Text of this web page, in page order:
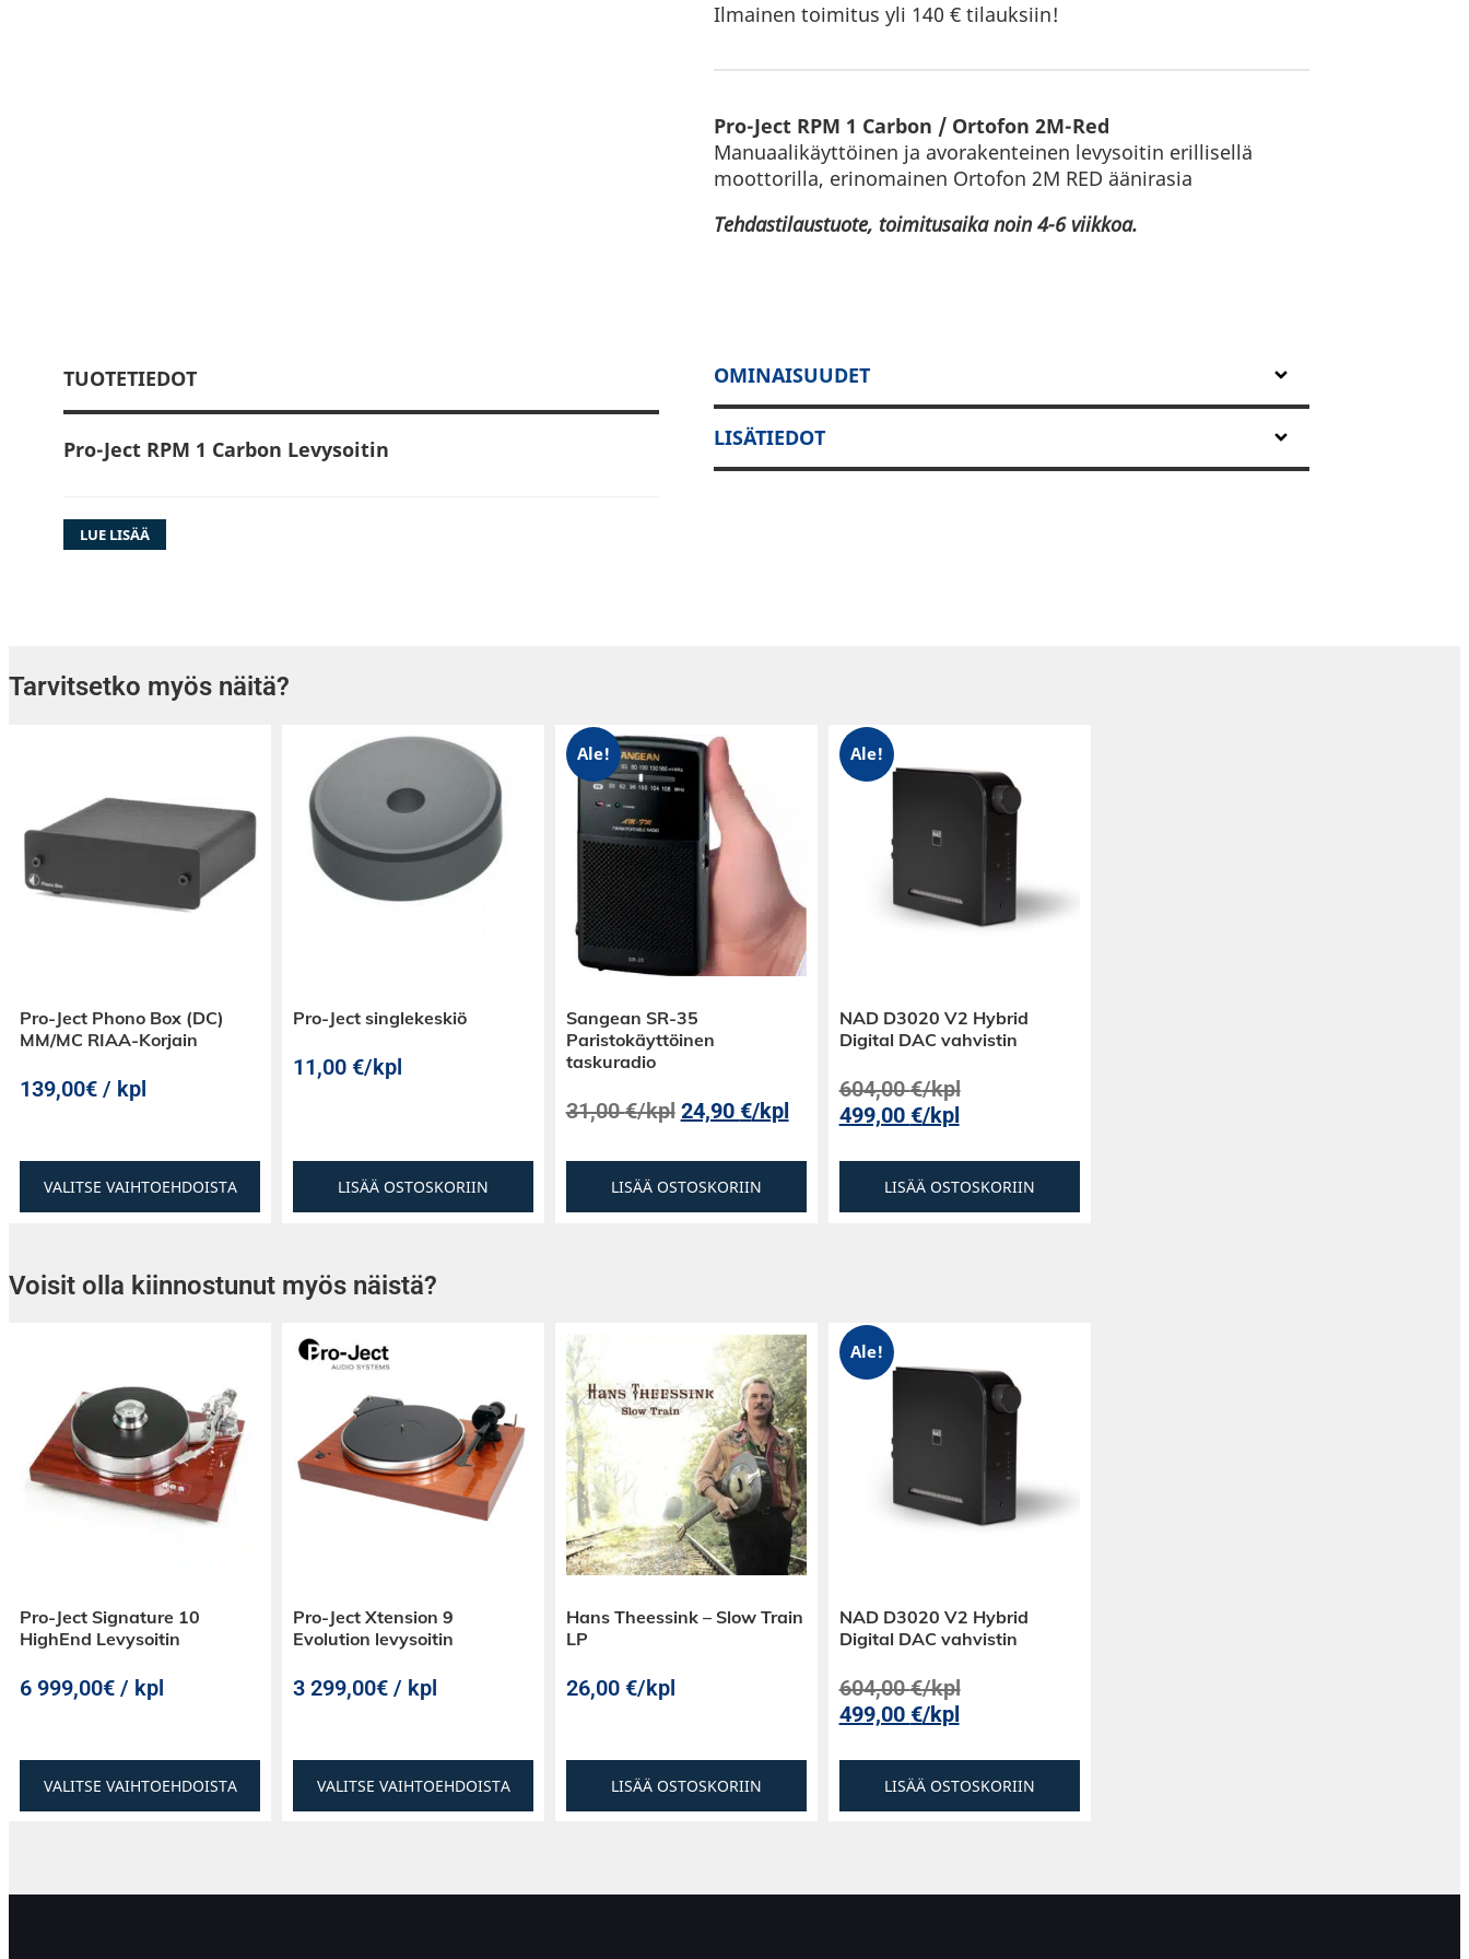
Ilmainen toimitus yli 140 € tilauksiin!
Pro-Ject RPM 1 Carbon / Ortofon 2M-Red
Manuaalikäyttöinen ja avorakenteinen levysoitin erillisellä
moottorilla, erinomainen Ortofon 2M RED äänirasia
Tehdastilaustuote, toimitusaika noin 4-6 viikkoa.
TUOTETIEDOT
Pro-Ject RPM 1 Carbon Levysoitin
KÄSIKÄYTTÖINEN LEVYSOITIN ORTOFON 2M-RED
• Invertoitu keraaminen levylautasen laakerointi
• MDF levylautanen, huopamatto
• 8,6” S-Äänivarsi, valmistettu hiilikuidusta ja alumiinista
lämpöä ja painetta käyttäen
• Magneetti antiskating
• 3 high-gloss värivaihtoehtoa (musta, punainen, valkoinen)
• Pölykansi saatavana lisävarusteena: Cover It RPM1/5
LUE LISÄÄ
OMINAISUUDET
LISÄTIEDOT
Tarvitsetko myös näitä?
Pro-Ject Phono Box (DC)
MM/MC RIAA-Korjain
139,00€ / kpl
VALITSE VAIHTOEHDOISTA
Pro-Ject singlekeskiö
11,00 €/kpl
LISÄÄ OSTOSKORIIN
Ale!
Sangean SR-35
Paristokäyttöinen
taskuradio
31,00€/kpl 24,90 €/kpl
LISÄÄ OSTOSKORIIN
Ale!
NAD D3020 V2 Hybrid
Digital DAC vahvistin
604,00€/kpl
499,00 €/kpl
LISÄÄ OSTOSKORIIN
Voisit olla kiinnostunut myös näistä?
Pro-Ject Signature 10
HighEnd Levysoitin
6 999,00€ / kpl
VALITSE VAIHTOEHDOISTA
Pro-Ject Xtension 9
Evolution levysoitin
3 299,00€ / kpl
VALITSE VAIHTOEHDOISTA
Hans Theessink – Slow Train
LP
26,00 €/kpl
LISÄÄ OSTOSKORIIN
Ale!
NAD D3020 V2 Hybrid
Digital DAC vahvistin
604,00€/kpl
499,00 €/kpl
LISÄÄ OSTOSKORIIN